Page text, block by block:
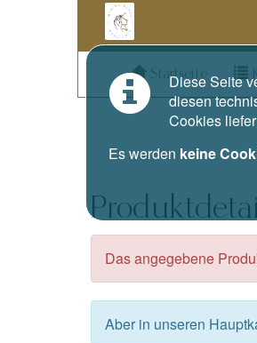
Startseite
Das angegebene
Aber in unseren
Diese Seite
diesen
Cookies
Es werden keine